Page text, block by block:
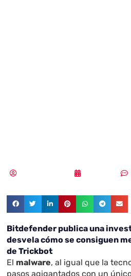
Bitdefender publica una
desvela cómo se consiguen
de Trickbot
El malware, al igual que la
pasos agigantados con un